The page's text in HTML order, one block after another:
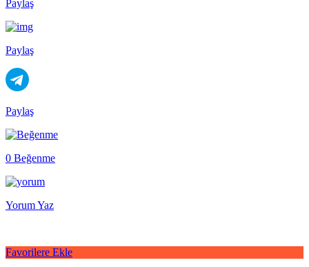
Paylaş
Paylaş
Paylaş
0 Beğenme
Yorum Yaz
Favorilere Ekle